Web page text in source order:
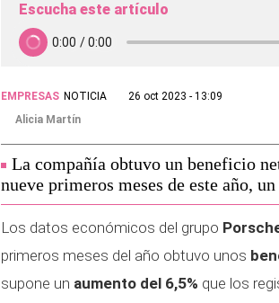
Escucha este artículo
EMPRESAS NOTICIA
26 oct 2023 - 13:09
Alicia Martín
La compañía obtuvo un beneficio
nueve primeros meses de este año,
Los datos económicos del grupo
primeros meses del año obtuvo unos
supone un aumento del 6,5% que los